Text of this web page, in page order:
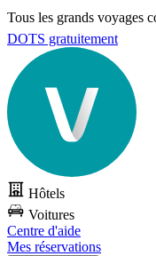
Tous les grands voyages
DOTS gratuitement
Hôtels
Voitures
Centre d'aide
Mes réservations